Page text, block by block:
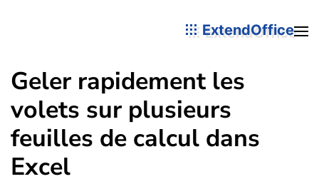
ExtendOffice
Geler rapidement les
volets sur plusieurs
feuilles de calcul dans
Excel